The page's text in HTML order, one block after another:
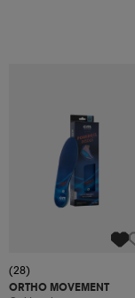
(28)
ORTHO MOVEMENT